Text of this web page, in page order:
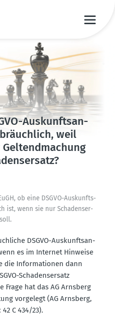
Auskunfts­an­
weil
ob eine DSGVO-Auskunfts­
ist, wenn sie nur Schadens­er­
DSGVO-Auskunfts­an­
es im Internet Hinweise
die Infor­ma­tionen dann
Schadens­ersatz
Frage hat das AG Arnsberg
vorgelegt (AG Arnsberg,
42 C 434/23).